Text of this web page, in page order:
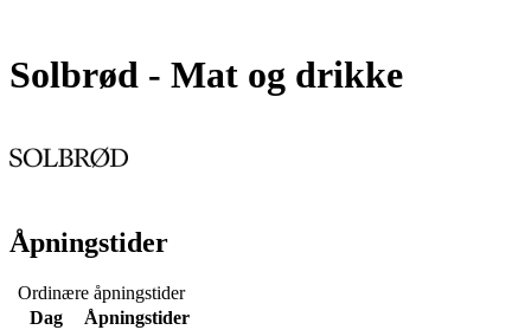
Solbrød - Mat og drikke
Åpningstider
Ordinære åpningstider
Dag
Åpningstider